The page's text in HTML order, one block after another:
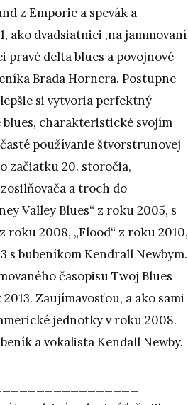
z Emporie a spevák a
ako dvadsiatnici ,na jammovaní
delta blues a povojnové
Brada Hornera. Postupne
si vytvoria perfektný
blues, charakteristické svojím
používanie štvorstrunovej
začiatku 20. storočia,
a troch do
Valley Blues“ z roku 2005, s
roku 2008, „Flood“ z roku 2010,
s bubeníkom Kendrall Newbym.
časopisu Twoj Blues
Zaujímavosťou, a ako sami
jednotky v roku 2008.
a vokalista Kendall Newby.